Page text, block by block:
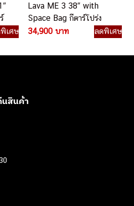
เศษ
Lava ME 3 38″ with
Space Bag กีตาร์โปร่ง
ไฟฟ้า
34,900 บาท ลดพิเศษ
นสินค้า